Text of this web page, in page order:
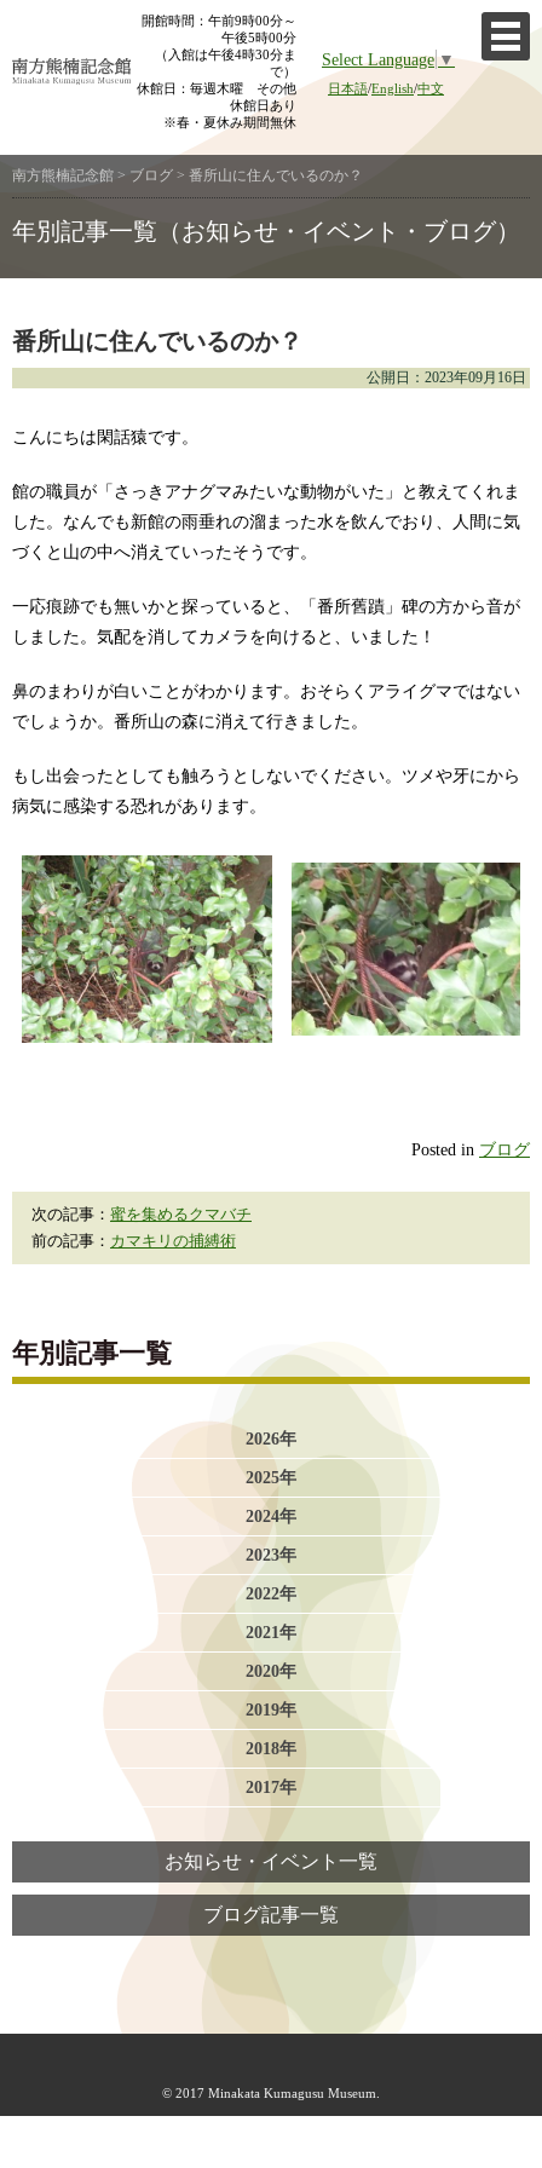
content
開館時間：午前9時00分～
午後5時00分
（入館は午後4時30分ま
で）
休館日：毎週木曜 その他
休館日あり
※春・夏休み期間無休
Select Language▼
日本語/English/中文
南方熊楠記念館 > ブログ > 番所山に住んでいるのか？
年別記事一覧（お知らせ・イベント・ブログ）
番所山に住んでいるのか？
公開日：2023年09月16日
こんにちは閑話猿です。
館の職員が「さっきアナグマみたいな動物がいた」と教えてくれま
した。なんでも新館の雨垂れの溜まった水を飲んでおり、人間に気
づくと山の中へ消えていったそうです。
一応痕跡でも無いかと探っていると、「番所舊蹟」碑の方から音が
しました。気配を消してカメラを向けると、いました！
鼻のまわりが白いことがわかります。おそらくアライグマではない
でしょうか。番所山の森に消えて行きました。
もし出会ったとしても触ろうとしないでください。ツメや牙にから
病気に感染する恐れがあります。
Posted in ブログ
次の記事： 蜜を集めるクマバチ
前の記事： カマキリの捕縛術
年別記事一覧
2026年
2025年
2024年
2023年
2022年
2021年
2020年
2019年
2018年
2017年
お知らせ・イベント一覧
ブログ記事一覧
© 2017 Minakata Kumagusu Museum.